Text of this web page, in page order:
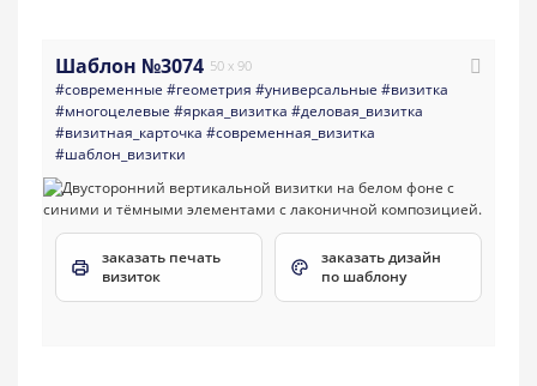
Шаблон №3074 50 x 90
#современные #геометрия #универсальные #визитка
#многоцелевые #яркая_визитка #деловая_визитка
#визитная_карточка #современная_визитка
#шаблон_визитки
заказать печать
визиток
заказать дизайн
по шаблону